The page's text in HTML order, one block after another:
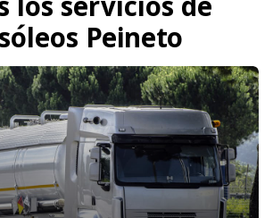
Peineto